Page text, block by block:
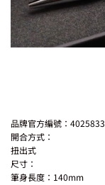
品牌官方編號：4025833
開合方式：
扭出式
尺寸：
筆身長度：140mm